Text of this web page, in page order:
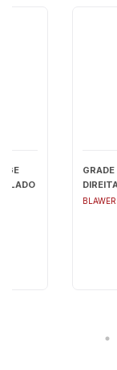
(LADO
BLAWER